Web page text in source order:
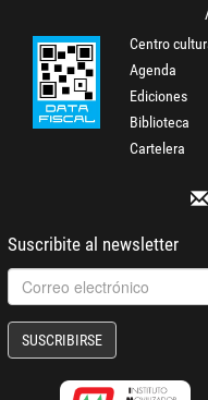
Centro
Agenda
Ediciones
Biblioteca
Cartelera
Suscribite al newsletter
SUSCRIBIRSE